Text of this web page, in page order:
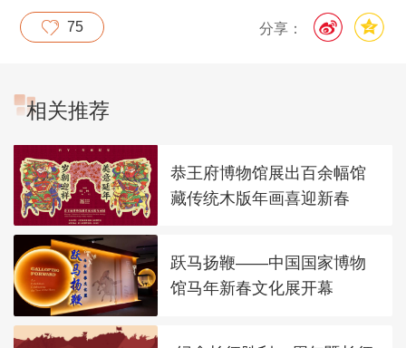
会
分享：
75
相关推荐
恭王府博物馆展出百余幅馆
藏传统木版年画喜迎新春
跃马扬鞭——中国国家博物
馆马年新春文化展开幕